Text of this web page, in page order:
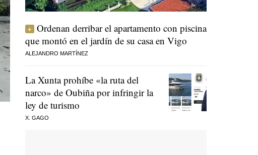
Ordenan derribar el apartamento con piscina
que montó en el jardín de su casa en Vigo
ALEJANDRO MARTÍNEZ
La Xunta prohíbe «la ruta del
narco» de Oubiña por infringir la
ley de turismo
X. GAGO